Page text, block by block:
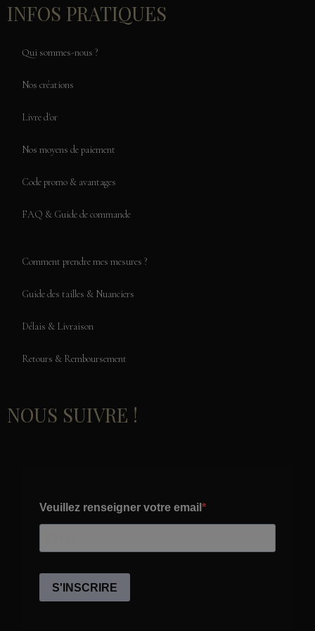
INFOS PRATIQUES
Qui sommes-nous ?
Nos créations
Livre d'or
Nos moyens de paiement
Code promo & avantages
FAQ & Guide de commande
Comment prendre mes mesures ?
Guide des tailles & Nuanciers
Délais & Livraison
Retours & Remboursement
NOUS SUIVRE !